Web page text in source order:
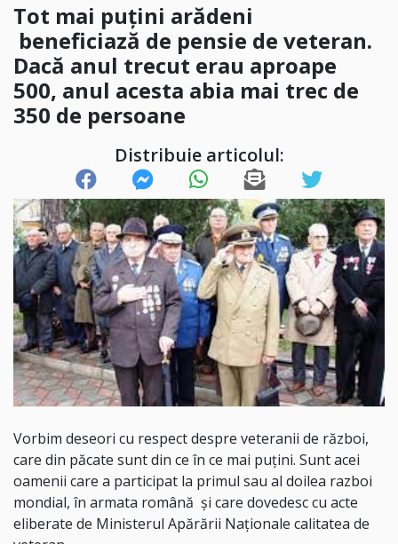
Tot mai puțini arădeni
beneficiază de pensie de veteran.
Dacă anul trecut erau aproape
500, anul acesta abia mai trec de
350 de persoane
Distribuie articolul:
Vorbim deseori cu respect despre veteranii de război,
care din păcate sunt din ce în ce mai puțini. Sunt acei
oamenii care a participat la primul sau al doilea razboi
mondial, în armata română și care dovedesc cu acte
eliberate de Ministerul Apărării Naționale calitatea de